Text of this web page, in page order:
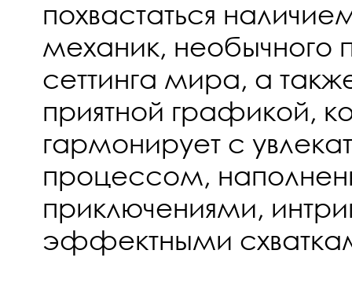
похвастаться
механик,
сеттинга мира, а
приятной графикой,
гармонирует с
процессом,
приключениями,
эффектными